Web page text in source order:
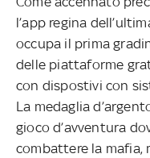
l’app regina
occupa il prima
delle piattaforme
con dispostivi con
La medaglia
gioco d’avventura
combattere la mafia,